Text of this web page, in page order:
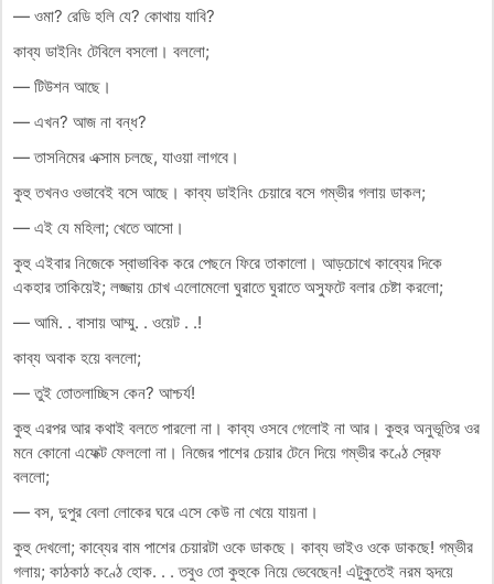
— ওমা? রেডি হলি যে? কোথায় যাবি?
কাব্য ডাইনিং টেবিলে বসলো। বললো;
— টিউশন আছে।
— এখন? আজ না বন্ধ?
— তাসনিমের এক্সাম চলছে, যাওয়া লাগবে।
কুহু তখনও ওভাবেই বসে আছে। কাব্য ডাইনিং চেয়ারে বসে গম্ভীর গলায় ডাকল;
— এই যে মহিলা; খেতে আসো।
কুহু এইবার নিজেকে স্বাভাবিক করে পেছনে ফিরে তাকালো। আড়চোখে কাব্যের দিকে
একহার তাকিয়েই; লজ্জায় চোখ এলোমেলো ঘুরাতে ঘুরাতে অস্ফুটে বলার চেষ্টা করলো;
— আমি. . বাসায় আম্মু. . ওয়েট . .!
কাব্য অবাক হয়ে বললো;
— তুই তোতলাচ্ছিস কেন? আশ্চর্য!
কুহু এরপর আর কথাই বলতে পারলো না। কাব্য ওসবে গেলোই না আর। কুহুর অনুভূতির ওর
মনে কোনো এফেক্ট ফেললো না। নিজের পাশের চেয়ার টেনে দিয়ে গম্ভীর কণ্ঠে স্রেফ
বললো;
— বস, দুপুর বেলা লোকের ঘরে এসে কেউ না খেয়ে যায়না।
কুহু দেখলো; কাব্যের বাম পাশের চেয়ারটা ওকে ডাকছে। কাব্য ভাইও ওকে ডাকছে! গম্ভীর
গলায়; কাঠকাঠ কণ্ঠে হোক. . . তবুও তো কুহুকে নিয়ে ভেবেছেন! এটুকুতেই নরম হৃদয়ে